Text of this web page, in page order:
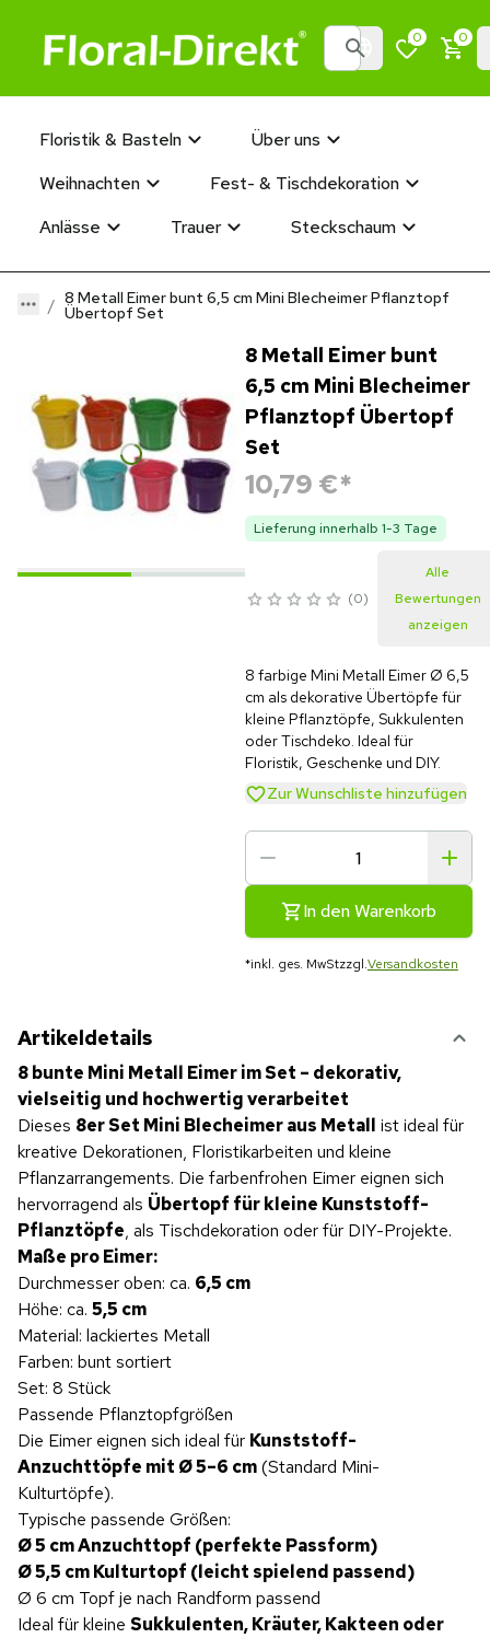
0 0
Floristik & Basteln
Über uns
Weihnachten
Fest- & Tischdekoration
Anlässe
Trauer Steckschaum
8 Metall Eimer bunt 6,5 cm Mini Blecheimer Pflanztopf
Übertopf Set
8 Metall Eimer bunt
6,5 cm Mini Blecheimer
Pflanztopf Übertopf
Set
10,79 €*
Lieferung innerhalb 1-3 Tage
0
Alle
Bewertungen
anzeigen
8 farbige Mini Metall Eimer Ø 6,5
cm als dekorative Übertöpfe für
kleine Pflanztöpfe, Sukkulenten
oder Tischdeko. Ideal für
Floristik, Geschenke und DIY.
Zur Wunschliste hinzufügen
In den Warenkorb
*inkl. ges. MwStzzgl.Versandkosten
Artikeldetails
8 bunte Mini Metall Eimer im Set – dekorativ,
vielseitig und hochwertig verarbeitet
Dieses 8er Set Mini Blecheimer aus Metall ist ideal für
kreative Dekorationen, Floristikarbeiten und kleine
Pflanzarrangements. Die farbenfrohen Eimer eignen sich
hervorragend als Übertopf für kleine Kunststoff-
Pflanztöpfe, als Tischdekoration oder für DIY-Projekte.
Maße pro Eimer:
Durchmesser oben: ca. 6,5 cm
Höhe: ca. 5,5 cm
Material: lackiertes Metall
Farben: bunt sortiert
Set: 8 Stück
Passende Pflanztopfgrößen
Die Eimer eignen sich ideal für Kunststoff-
Anzuchttöpfe mit Ø 5–6 cm(Standard Mini-
Kulturtöpfe).
Typische passende Größen:
Ø 5 cm Anzuchttopf (perfekte Passform)
Ø 5,5 cm Kulturtopf (leicht spielend passend)
Ø 6 cm Topf je nach Randform passend
Ideal für kleine Sukkulenten, Kräuter, Kakteen oder